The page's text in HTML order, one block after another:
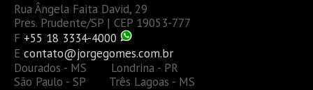
Rua Ângela Faita David, 29
Pres. Prudente/SP | CEP 19053-777
F +55 18 3334-4000
E contato@jorgegomes.com.br
Dourados - MS Londrina - PR
São Paulo - SP Três Lagoas - MS